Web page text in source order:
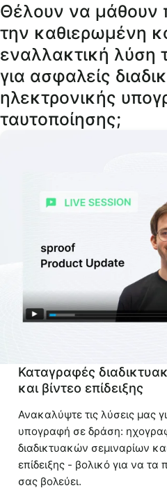
Θέλουν να μάθουν
την καθιερωμένη
εναλλακτική λύση
για ασφαλείς
ηλεκτρονικής
ταυτοποίησης;
Καταγραφές
και βίντεο επίδειξης
Ανακαλύψτε τις λύσεις μας
υπογραφή σε δράση:
διαδικτυακών σεμιναρίων
επίδειξης - βολικό για να
σας βολεύει.